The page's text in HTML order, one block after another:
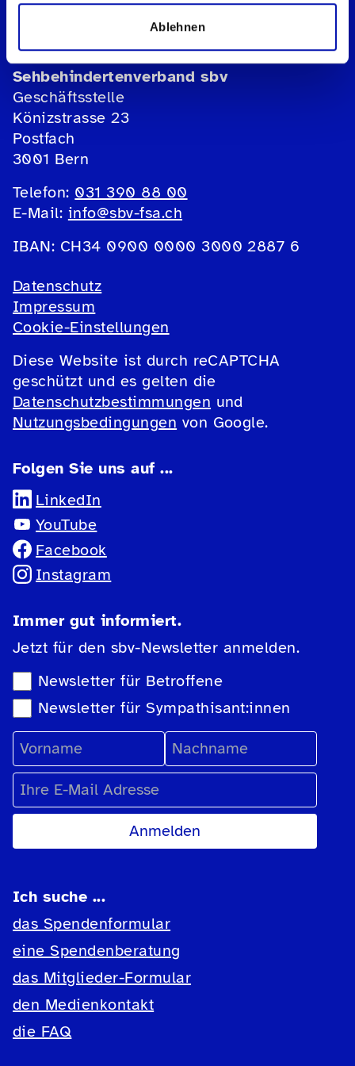
Ablehnen
Schweizerischer Blinden- und
Sehbehindertenverband sbv
Geschäftsstelle
Könizstrasse 23
Postfach
3001 Bern
Telefon: 031 390 88 00
E-Mail: info@sbv-fsa.ch
IBAN: CH34 0900 0000 3000 2887 6
Datenschutz
Impressum
Cookie-Einstellungen
Diese Website ist durch reCAPTCHA
geschützt und es gelten die
Datenschutzbestimmungen und
Nutzungsbedingungen von Google.
Folgen Sie uns auf ...
LinkedIn
YouTube
Facebook
Instagram
Immer gut informiert.
Jetzt für den sbv-Newsletter anmelden.
Newsletter-Auswahl
Newsletter für Betroffene
Newsletter für Sympathisant:innen
Vorname
Nachname
E-Mail Adresse
Ich suche ...
das Spendenformular
eine Spendenberatung
das Mitglieder-Formular
den Medienkontakt
die FAQ